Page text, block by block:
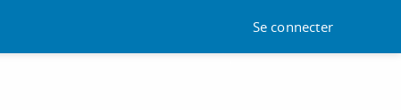
Se connecter